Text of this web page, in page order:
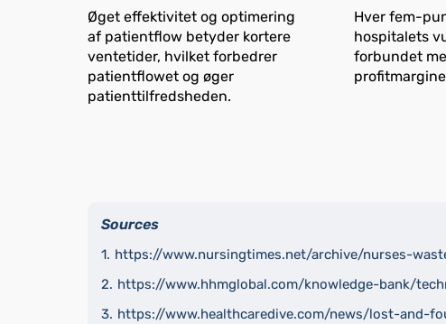
Øget effektivitet og optimering
af patientflow betyder kortere
ventetider, hvilket forbedrer
patientflowet og øger
patienttilfredsheden.
Hver fem-
hospitalets
forbundet
Sources
https://www.nursingtimes.net/archive/nurses-
https://www.hhmglobal.com/knowledge-bank/
https://www.healthcaredive.com/news/lost-and-